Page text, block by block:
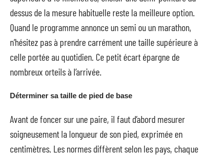
dessus de la mesure habituelle reste la meilleure option.
Quand le programme annonce un semi ou un marathon,
n’hésitez pas à prendre carrément une taille supérieure à
celle portée au quotidien. Ce petit écart épargne de
nombreux orteils à l’arrivée.
Déterminer sa taille de pied de base
Avant de foncer sur une paire, il faut d’abord mesurer
soigneusement la longueur de son pied, exprimée en
centimètres. Les normes diffèrent selon les pays, chaque